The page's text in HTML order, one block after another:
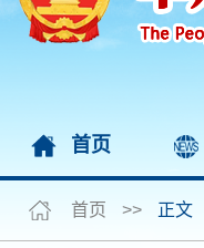
首页
首页 >> 正文